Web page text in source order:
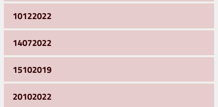
10122022
14072022
15102019
20102022